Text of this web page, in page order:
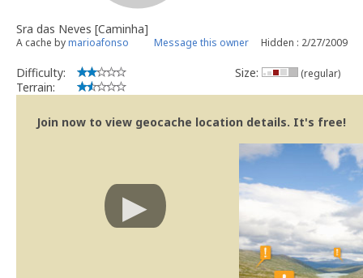
Sra das Neves [Caminha]
A cache bymarioafonso Message this owner Hidden : 2/27/2009
Difficulty:
Terrain:
Size: (regular)
Join now to view geocache location details. It's free!